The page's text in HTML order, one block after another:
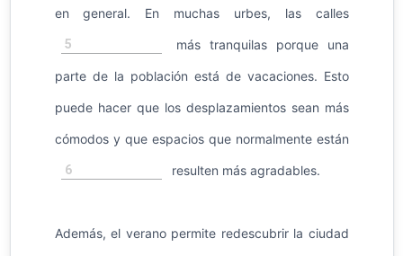
en general. En muchas urbes, las calles
5 más tranquilas porque una
parte de la población está de vacaciones. Esto
puede hacer que los desplazamientos sean más
cómodos y que espacios que normalmente están
6 resulten más agradables.
Además, el verano permite redescubrir la ciudad